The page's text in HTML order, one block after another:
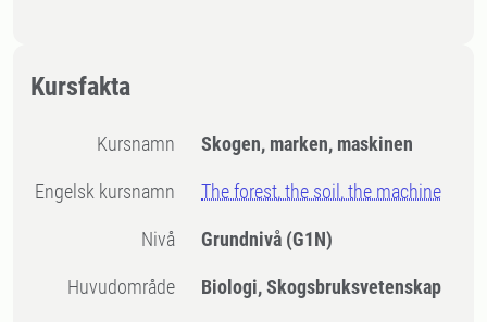
Kursfakta
Kursnamn Skogen, marken, maskinen
Engelsk kursnamn The forest, the soil, the machine
Nivå Grundnivå (G1N)
Huvudområde Biologi, Skogsbruksvetenskap